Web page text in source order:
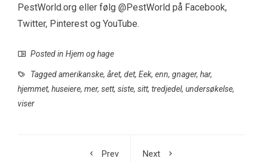
PestWorld.org eller følg @PestWorld på Facebook,
Twitter, Pinterest og YouTube.
Posted in Hjem og hage
Taggedamerikanske, året, det, Eek, enn, gnager, har,
hjemmet, huseiere, mer, sett, siste, sitt, tredjedel, undersøkelse,
viser
Prev
Next